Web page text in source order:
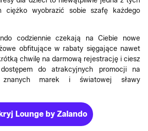
ciężko wyobrazić sobie szafę każdego
codziennie czekają na Ciebie nowe
obfitujące w rabaty sięgające nawet
chwilę na darmową rejestrację i ciesz
do atrakcyjnych promocji na
znanych marek i światowej sławy
Lounge by Zalando